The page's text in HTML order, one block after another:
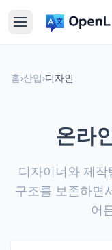
홈›산업›디자인
온라
디자이너와 제
구조를 보존하면
어